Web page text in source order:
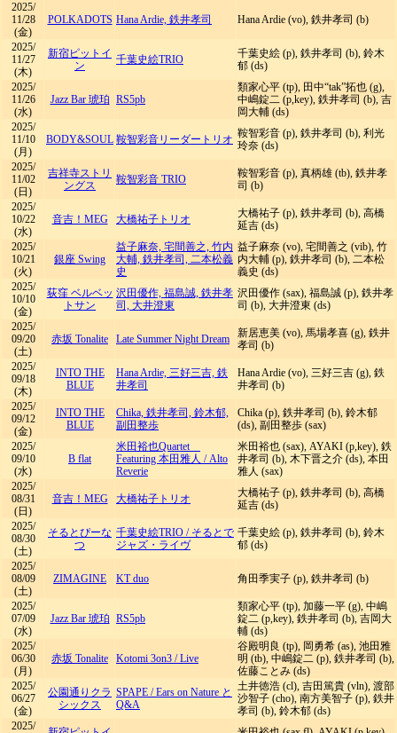
2025/
11/28
(金)
POLKADOTS Hana Ardie, 鉄井孝司 Hana Ardie (vo), 鉄井孝司 (b)
2025/
11/27
(木)
新宿ピットイ
ン
千葉史絵TRIO
千葉史絵 (p), 鉄井孝司 (b), 鈴木
郁 (ds)
2025/
11/26
(水)
Jazz Bar 琥珀 RS5pb
類家心平 (tp), 田中“tak”拓也 (g),
中嶋錠二 (p,key), 鉄井孝司 (b), 吉
岡大輔 (ds)
2025/
11/10
(月)
BODY&SOUL 鞍智彩音リーダートリオ 鞍智彩音 (p), 鉄井孝司 (b), 利光
玲奈 (ds)
2025/
11/02
(日)
吉祥寺ストリ
ングス
鞍智彩音 TRIO
鞍智彩音 (p), 真柄雄 (tb), 鉄井孝
司 (b)
2025/
10/22
(水)
音吉！MEG 大橋祐子トリオ
大橋祐子 (p), 鉄井孝司 (b), 高橋
延吉 (ds)
2025/
10/21
(火)
銀座 Swing
益子麻奈, 宅間善之, 竹内
大輔, 鉄井孝司, 二本松義
史
益子麻奈 (vo), 宅間善之 (vib), 竹
内大輔 (p), 鉄井孝司 (b), 二本松
義史 (ds)
2025/
10/10
(金)
荻窪 ベルベッ
トサン
沢田優作, 福島誠, 鉄井孝
司, 大井澄東
沢田優作 (sax), 福島誠 (p), 鉄井孝
司 (b), 大井澄東 (ds)
2025/
09/20
(土)
赤坂 Tonalite Late Summer Night Dream
新居恵美 (vo), 馬場孝喜 (g), 鉄井
孝司 (b)
2025/
09/18
(木)
INTO THE
BLUE
Hana Ardie, 三好三吉, 鉄
井孝司
Hana Ardie (vo), 三好三吉 (g), 鉄
井孝司 (b)
2025/
09/12
(金)
INTO THE
BLUE
Chika, 鉄井孝司, 鈴木郁,
副田整歩
Chika (p), 鉄井孝司 (b), 鈴木郁
(ds), 副田整歩 (sax)
2025/
09/10
(水)
B flat
米田裕也Quartet
Featuring 本田雅人 /Alto
Reverie
米田裕也 (sax), AYAKI (p,key), 鉄
井孝司 (b), 木下晋之介 (ds), 本田
雅人 (sax)
2025/
08/31
(日)
音吉！MEG 大橋祐子トリオ
大橋祐子 (p), 鉄井孝司 (b), 高橋
延吉 (ds)
2025/
08/30
(土)
そるとぴーな
つ
千葉史絵TRIO / そるとで
ジャズ・ライヴ
千葉史絵 (p), 鉄井孝司 (b), 鈴木
郁 (ds)
2025/
08/09
(土)
ZIMAGINE KT duo 角田季実子 (p), 鉄井孝司 (b)
2025/
07/09
(水)
Jazz Bar 琥珀 RS5pb
類家心平 (tp), 加藤一平 (g), 中嶋
錠二 (p,key), 鉄井孝司 (b), 吉岡大
輔 (ds)
2025/
06/30
(月)
赤坂 Tonalite Kotomi 3on3 /Live
谷殿明良 (tp), 岡勇希 (as), 池田雅
明 (tb), 中嶋錠二 (p), 鉄井孝司 (b),
佐藤ことみ (ds)
2025/
06/27
(金)
公園通りクラ
シックス
SPAPE /Ears on Nature と
Q&A
土井徳浩 (cl), 吉田篤貴 (vln), 渡部
沙智子 (cho), 南方美智子 (p), 鉄井
孝司 (b), 鈴木郁 (ds)
2025/